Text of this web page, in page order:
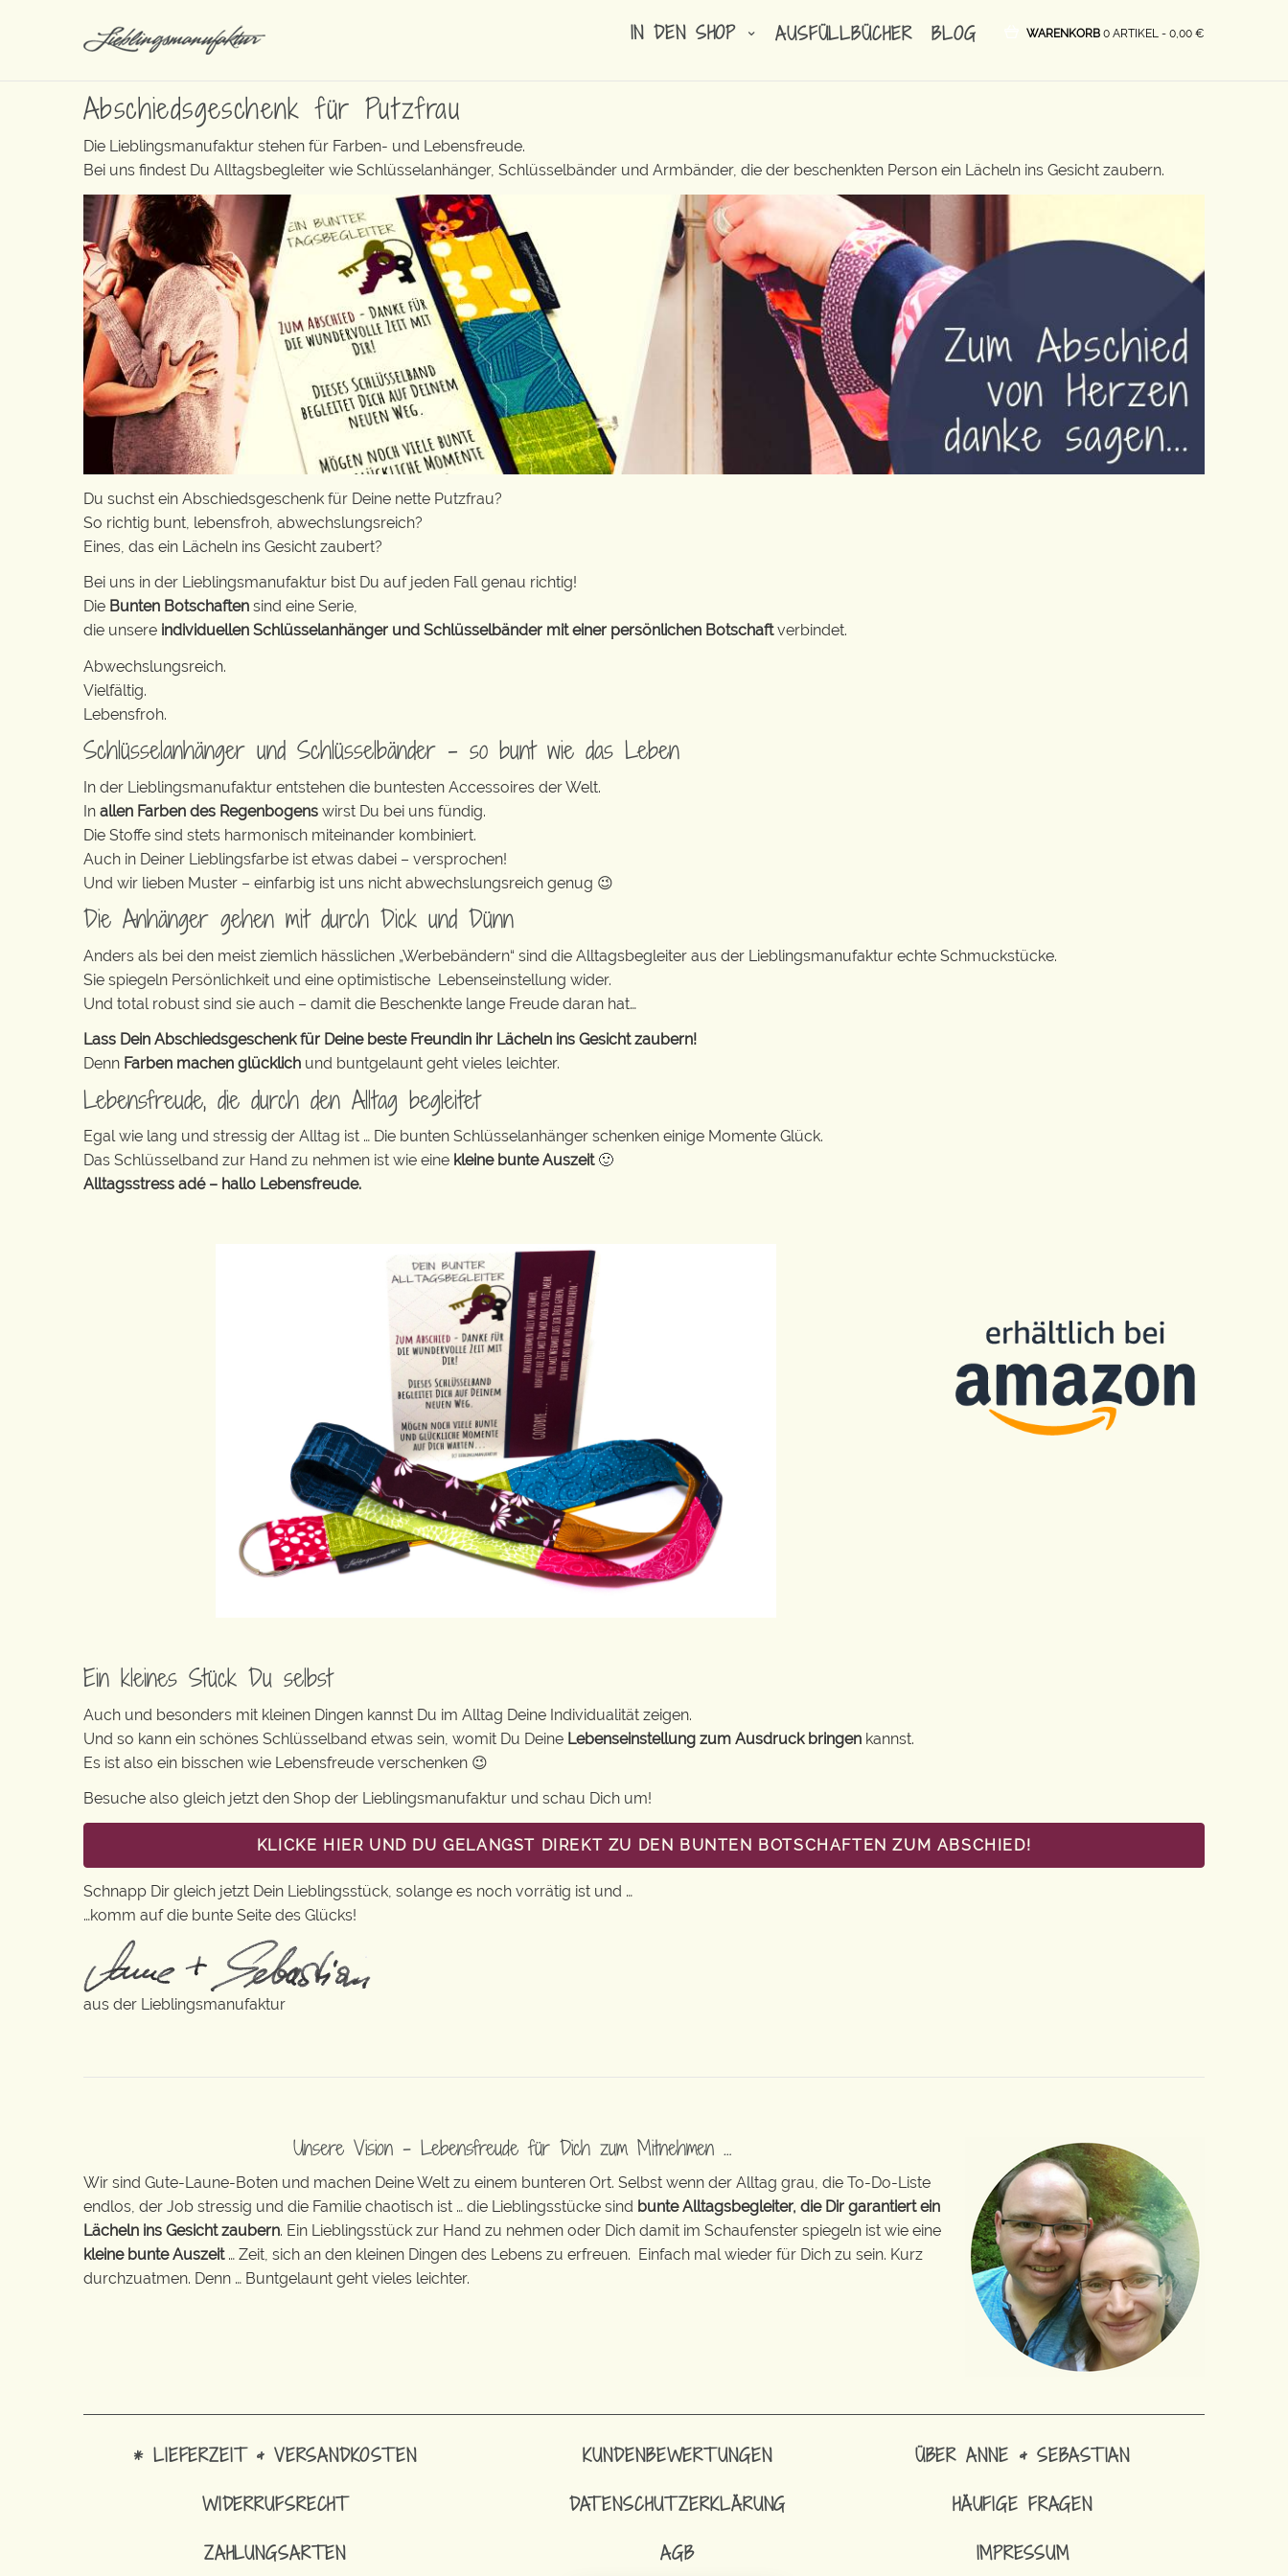
IN DEN SHOP AUSFÜLLBÜCHER BLOG WARENKORB 0 ARTIKEL - 0,00 €
Abschiedsgeschenk für Putzfrau
Die Lieblingsmanufaktur stehen für Farben- und Lebensfreude.
Bei uns findest Du Alltagsbegleiter wie Schlüsselanhänger, Schlüsselbänder und Armbänder, die der beschenkten Person ein Lächeln ins Gesicht zaubern.
Du suchst ein Abschiedsgeschenk für Deine nette Putzfrau?
So richtig bunt, lebensfroh, abwechslungsreich?
Eines, das ein Lächeln ins Gesicht zaubert?
Bei uns in der Lieblingsmanufaktur bist Du auf jeden Fall genau richtig!
Die Bunten Botschaften sind eine Serie,
die unsere individuellen Schlüsselanhänger und Schlüsselbänder mit einer persönlichen Botschaftverbindet.
Abwechslungsreich.
Vielfältig.
Lebensfroh.
Schlüsselanhänger und Schlüsselbänder – so bunt wie das Leben
In der Lieblingsmanufaktur entstehen die buntesten Accessoires der Welt.
In allen Farben des Regenbogens wirst Du bei uns fündig.
Die Stoffe sind stets harmonisch miteinander kombiniert.
Auch in Deiner Lieblingsfarbe ist etwas dabei – versprochen!
Und wir lieben Muster – einfarbig ist uns nicht abwechslungsreich genug 😉
Die Anhänger gehen mit durch Dick und Dünn
Anders als bei den meist ziemlich hässlichen „Werbebändern“ sind die Alltagsbegleiter aus der Lieblingsmanufaktur echte Schmuckstücke.
Sie spiegeln Persönlichkeit und eine optimistische Lebenseinstellung wider.
Und total robust sind sie auch – damit die Beschenkte lange Freude daran hat…
Lass Dein Abschiedsgeschenk für Deine beste Freundin ihr Lächeln ins Gesicht zaubern!
Denn Farben machen glücklich und buntgelaunt geht vieles leichter.
Lebensfreude, die durch den Alltag begleitet
Egal wie lang und stressig der Alltag ist … Die bunten Schlüsselanhänger schenken einige Momente Glück.
Das Schlüsselband zur Hand zu nehmen ist wie eine kleine bunte Auszeit🙂
Alltagsstress adé – hallo Lebensfreude.
Ein kleines Stück Du selbst
Auch und besonders mit kleinen Dingen kannst Du im Alltag Deine Individualität zeigen.
Und so kann ein schönes Schlüsselband etwas sein, womit Du Deine Lebenseinstellung zum Ausdruck bringen kannst.
Es ist also ein bisschen wie Lebensfreude verschenken 😉
Besuche also gleich jetzt den Shop der Lieblingsmanufaktur und schau Dich um!
KLICKE HIER UND DU GELANGST DIREKT ZU DEN BUNTEN BOTSCHAFTEN ZUM ABSCHIED!
Schnapp Dir gleich jetzt Dein Lieblingsstück, solange es noch vorrätig ist und …
…komm auf die bunte Seite des Glücks!
aus der Lieblingsmanufaktur
Unsere Vision – Lebensfreude für Dich zum Mitnehmen …
Wir sind Gute-Laune-Boten und machen Deine Welt zu einem bunteren Ort. Selbst wenn der Alltag grau, die To-Do-Liste
endlos, der Job stressig und die Familie chaotisch ist … die Lieblingsstücke sind bunte Alltagsbegleiter, die Dir garantiert ein
Lächeln ins Gesicht zaubern. Ein Lieblingsstück zur Hand zu nehmen oder Dich damit im Schaufenster spiegeln ist wie eine
kleine bunte Auszeit… Zeit, sich an den kleinen Dingen des Lebens zu erfreuen. Einfach mal wieder für Dich zu sein. Kurz
durchzuatmen. Denn … Buntgelaunt geht vieles leichter.
* LIEFERZEIT & VERSANDKOSTEN
WIDERRUFSRECHT
ZAHLUNGSARTEN
KUNDENBEWERTUNGEN
DATENSCHUTZERKLÄRUNG
AGB
ÜBER ANNE & SEBASTIAN
HÄUFIGE FRAGEN
IMPRESSUM